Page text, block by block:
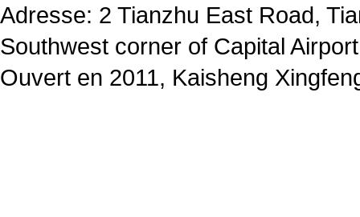
Adresse: 2 Tianzhu East Road,
Southwest corner of Capital Airport
Ouvert en 2011, Kaisheng